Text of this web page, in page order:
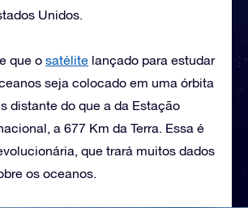
Unidos.
que o satélite lançado para estudar
seja colocado em uma órbita
distante do que a da Estação
a 677 Km da Terra. Essa é
que trará muitos dados
os oceanos.